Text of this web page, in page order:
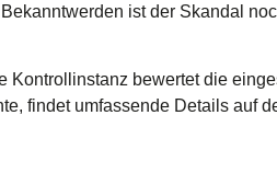
ist der Skandal
Kontrollinstanz bewertet die
findet umfassende Details auf